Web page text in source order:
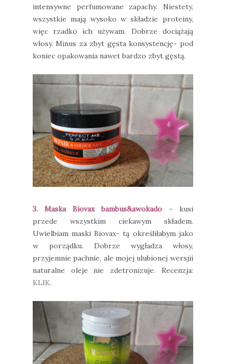
intensywne perfumowane zapachy. Niestety,
wszystkie mają wysoko w składzie proteiny,
więc rzadko ich używam. Dobrze dociążają
włosy. Minus za zbyt gęsta konsystencję- pod
koniec opakowania nawet bardzo zbyt gęstą.
3. Maska Biovax bambus&awokado - kusi
przede wszystkim ciekawym składem.
Uwielbiam maski Biovax- tą określiłabym jako
w porządku. Dobrze wygładza włosy,
przyjemnie pachnie, ale mojej ulubionej wersjii
naturalne oleje nie zdetronizuje. Recenzja:
KLIK.